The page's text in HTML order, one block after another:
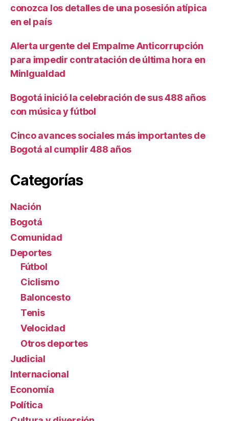
conozca los detalles de una posesión atípica
en el país
Alerta urgente del Empalme Anticorrupción
para impedir contratación de última hora en
MinIgualdad
Bogotá inició la celebración de sus 488 años
con música y fútbol
Cinco avances sociales más importantes de
Bogotá al cumplir 488 años
Categorías
Nación
Bogotá
Comunidad
Deportes
Fútbol
Ciclismo
Baloncesto
Tenis
Velocidad
Otros deportes
Judicial
Internacional
Economía
Política